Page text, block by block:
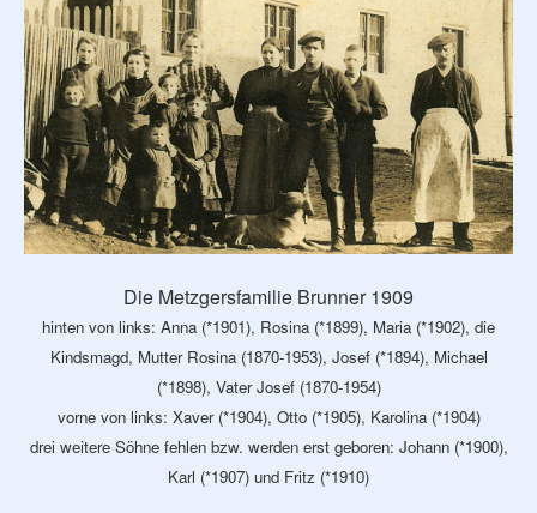
Die Metzgersfamilie Brunner 1909
hinten von links: Anna (*1901), Rosina (*1899), Maria (*1902), die
Kindsmagd, Mutter Rosina (1870-1953), Josef (*1894), Michael
(*1898), Vater Josef (1870-1954)
vorne von links: Xaver (*1904), Otto (*1905), Karolina (*1904)
drei weitere Söhne fehlen bzw. werden erst geboren: Johann (*1900),
Karl (*1907) und Fritz (*1910)